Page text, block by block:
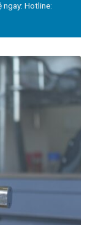
ngay: Hotline: